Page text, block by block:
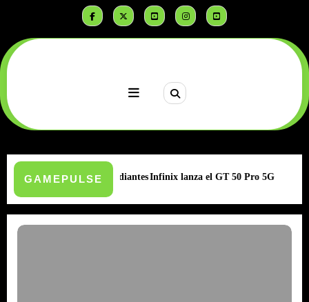
GAMEPULSE
para estudiantes Infinix lanza el GT 50 Pro 5G